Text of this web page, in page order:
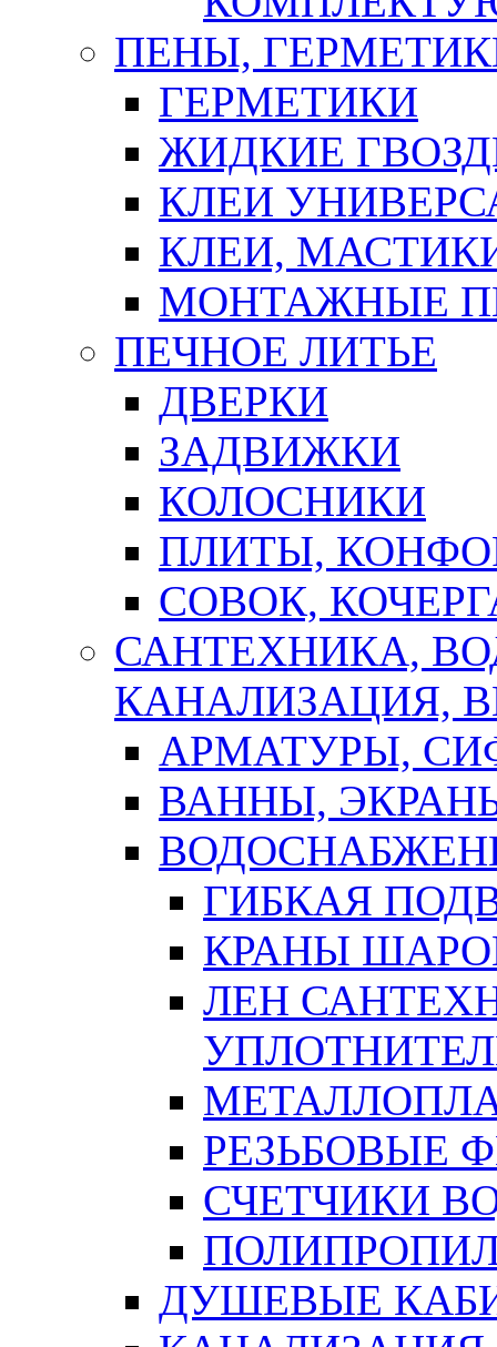
ПЕНЫ,
ГЕРМЕТИКИ
ЖИДКИЕ
КЛЕИ
КЛЕИ,
МОНТАЖНЫЕ
ПЕЧНОЕ ЛИТЬЕ
ДВЕРКИ
ЗАДВИЖКИ
КОЛОСНИКИ
ПЛИТЫ,
СОВОК,
САНТЕХНИКА,
КАНАЛИЗАЦИЯ,
АРМАТУРЫ,
ВАННЫ,
ГИБКАЯ
КРАНЫ
ЛЕН
РЕЗЬБОВЫЕ
СЧЕТЧИКИ
ДУШЕВЫЕ